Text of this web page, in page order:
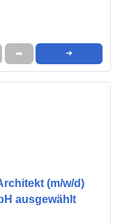
➦ ➜
(m/w/d)
ausgewählt